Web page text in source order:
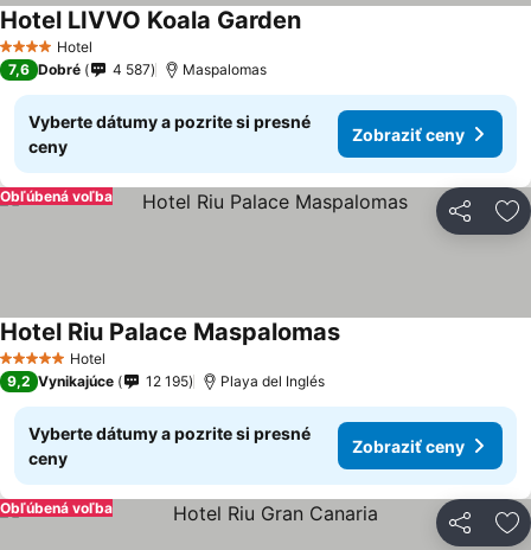
4 Počet hviezdičiek
Hotel
Hotel LIVVO Koala Garden
7,6 Dobré 4 587 Maspalomas
Vyberte dátumy a pozrite si presné
ceny
Zobraziť ceny
Zdieľať
Obľúbená voľba
5 Počet hviezdičiek
Hotel
Hotel Riu Palace Maspalomas
9,2 Vynikajúce 12 195 Playa del Inglés
Vyberte dátumy a pozrite si presné
ceny
Zobraziť ceny
Zdieľať
Obľúbená voľba